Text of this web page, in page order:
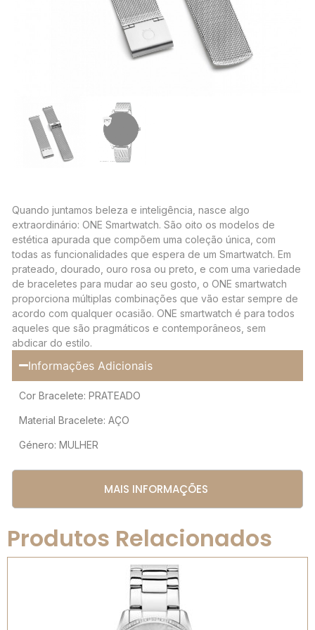
Quando juntamos beleza e inteligência, nasce algo
extraordinário: ONE Smartwatch. São oito os modelos de
estética apurada que compõem uma coleção única, com
todas as funcionalidades que espera de um Smartwatch. Em
prateado, dourado, ouro rosa ou preto, e com uma variedade
de braceletes para mudar ao seu gosto, o ONE smartwatch
proporciona múltiplas combinações que vão estar sempre de
acordo com qualquer ocasião. ONE smartwatch é para todos
aqueles que são pragmáticos e contemporâneos, sem
abdicar do estilo.
Informações Adicionais
Cor Bracelete: PRATEADO
Material Bracelete: AÇO
Género: MULHER
MAIS INFORMAÇÕES
Produtos Relacionados